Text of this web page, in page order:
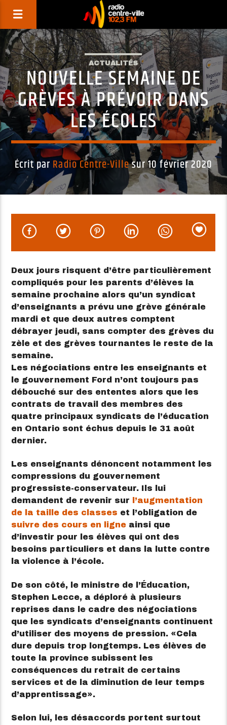
ACTUALITÉS
NOUVELLE SEMAINE DE
GRÈVES À PRÉVOIR DANS
LES ÉCOLES
Écrit par Radio Centre-Villesur 10 février 2020
Deux jours risquent d’être particulièrement
compliqués pour les parents d’élèves la
semaine prochaine alors qu’un syndicat
d’enseignants a prévu une grève générale
mardi et que deux autres comptent
débrayer jeudi, sans compter des grèves du
zèle et des grèves tournantes le reste de la
semaine.
Les négociations entre les enseignants et
le gouvernement Ford n’ont toujours pas
débouché sur des ententes alors que les
contrats de travail des membres des
quatre principaux syndicats de l’éducation
en Ontario sont échus depuis le 31 août
dernier.
Les enseignants dénoncent notamment les
compressions du gouvernement
progressiste-conservateur. Ils lui
demandent de revenir sur
l’augmentation
de la taille des classes et l’obligation de
suivre des cours en ligne ainsi que
d’investir pour les élèves qui ont des
besoins particuliers et dans la lutte contre
la violence à l’école.
De son côté, le ministre de l’Éducation,
Stephen Lecce, a déploré à plusieurs
reprises dans le cadre des négociations
que les syndicats d’enseignants continuent
d’utiliser des moyens de pression.
Cela
dure depuis trop longtemps. Les élèves de
toute la province subissent les
conséquences du retrait de certains
services et de la diminution de leur temps
d’apprentissage
.
Selon lui, les désaccords portent surtout